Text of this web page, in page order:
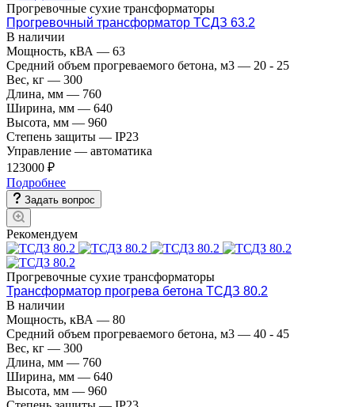
Прогревочные сухие трансформаторы
Прогревочный трансформатор ТСДЗ 63.2
В наличии
Мощность, кВА — 63
Средний объем прогреваемого бетона, м3 — 20 - 25
Вес, кг — 300
Длина, мм — 760
Ширина, мм — 640
Высота, мм — 960
Степень защиты — IP23
Управление — автоматика
123000 ₽
Подробнее
Задать вопрос
Рекомендуем
Прогревочные сухие трансформаторы
Трансформатор прогрева бетона ТСДЗ 80.2
В наличии
Мощность, кВА — 80
Средний объем прогреваемого бетона, м3 — 40 - 45
Вес, кг — 300
Длина, мм — 760
Ширина, мм — 640
Высота, мм — 960